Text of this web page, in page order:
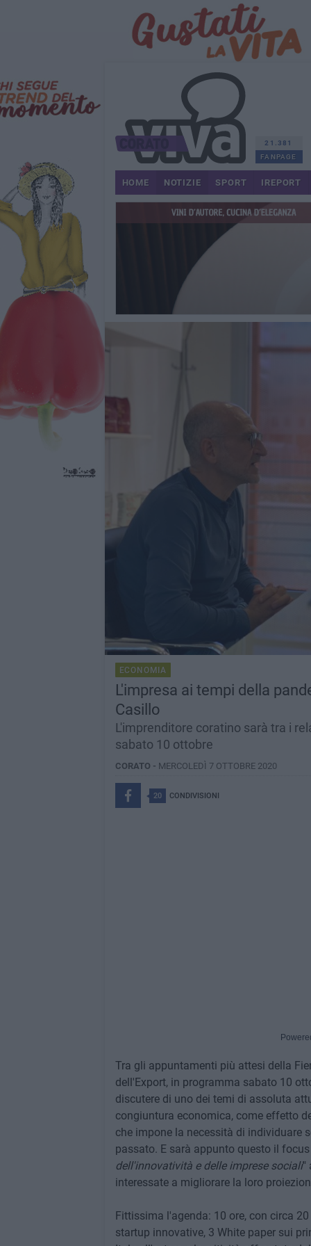
21.381
FANPAGE
HOME NOTIZIE SPORT IREPORT
ECONOMIA
L'impresa ai tempi della
Casillo
L'imprenditore coratino sarà tra i
sabato 10 ottobre
CORATO - MERCOLEDÌ 7 OTTOBRE 2020
20 CONDIVISIONI
Tra gli appuntamenti più attesi della
dell'Export, in programma sabato 10
discutere di uno dei temi di assoluta
congiuntura economica, come effetto
che impone la necessità di individuare
passato. E sarà appunto questo il
dell'innovatività e delle imprese sociali"
interessate a migliorare la loro
Fittissima l'agenda: 10 ore, con circa
startup innovative, 3 White paper sui